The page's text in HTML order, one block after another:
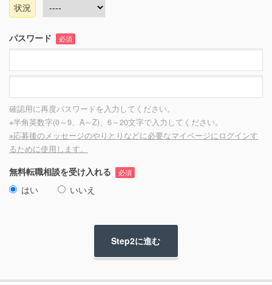
状況
パスワード 必須
確認用に再度パスワードを入力してください。
※半角英数字(0～9、A～Z)、6～20文字で入力してください。
※応募後のメッセージのやりとりなどに必要なマイページにログインす
るために使用します。
無料転職相談を受け入れる 必須
はい いいえ